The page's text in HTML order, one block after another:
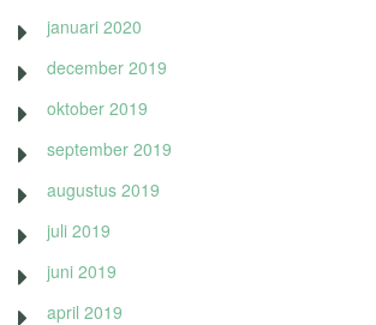
januari 2020
december 2019
oktober 2019
september 2019
augustus 2019
juli 2019
juni 2019
april 2019